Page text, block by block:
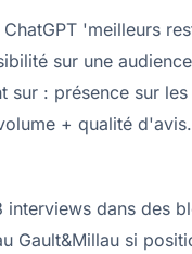
'meilleurs
sur une
sur : présence sur
+ qualité
dans des
Gault&Millau si